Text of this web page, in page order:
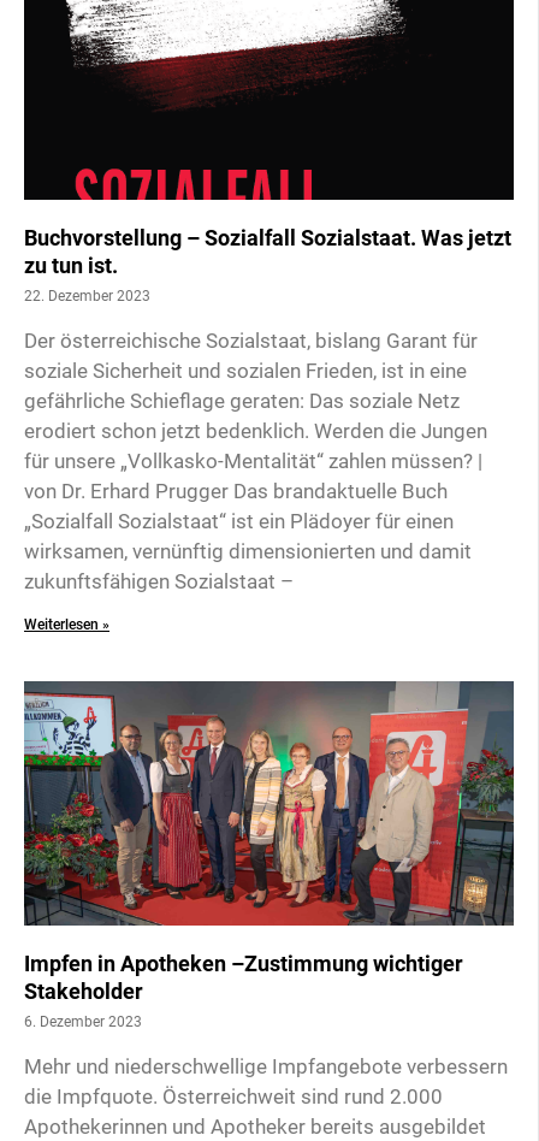
Buchvorstellung – Sozialfall Sozialstaat. Was jetzt
zu tun ist.
22. Dezember 2023
Der österreichische Sozialstaat, bislang Garant für
soziale Sicherheit und sozialen Frieden, ist in eine
gefährliche Schieflage geraten: Das soziale Netz
erodiert schon jetzt bedenklich. Werden die Jungen
für unsere „Vollkasko-Mentalität“ zahlen müssen? |
von Dr. Erhard Prugger Das brandaktuelle Buch
„Sozialfall Sozialstaat“ ist ein Plädoyer für einen
wirksamen, vernünftig dimensionierten und damit
zukunftsfähigen Sozialstaat –
Weiterlesen »
Impfen in Apotheken –Zustimmung wichtiger
Stakeholder
6. Dezember 2023
Mehr und niederschwellige Impfangebote verbessern
die Impfquote. Österreichweit sind rund 2.000
Apothekerinnen und Apotheker bereits ausgebildet